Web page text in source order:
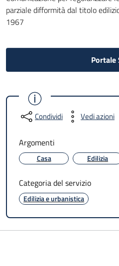
parziale difformità dal titolo
1967
Portale
Condividi Vedi azioni
Argomenti
Casa Edilizia
Categoria del servizio
Edilizia e urbanistica